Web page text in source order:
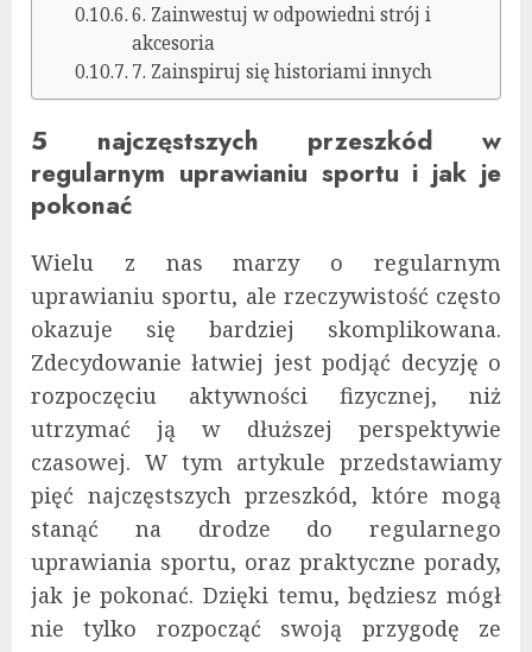
6. Zainwestuj w odpowiedni strój i
akcesoria
7. Zainspiruj się historiami innych
5 najczęstszych przeszkód w
regularnym uprawianiu sportu i jak je
pokonać
Wielu z nas marzy o regularnym
uprawianiu sportu, ale rzeczywistość często
okazuje się bardziej skomplikowana.
Zdecydowanie łatwiej jest podjąć decyzję o
rozpoczęciu aktywności fizycznej, niż
utrzymać ją w dłuższej perspektywie
czasowej. W tym artykule przedstawiamy
pięć najczęstszych przeszkód, które mogą
stanąć na drodze do regularnego
uprawiania sportu, oraz praktyczne porady,
jak je pokonać. Dzięki temu, będziesz mógł
nie tylko rozpocząć swoją przygodę ze